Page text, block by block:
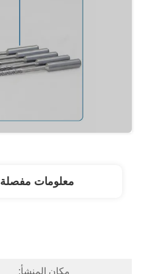
معلومات مفصلة
مكان المنشأ: